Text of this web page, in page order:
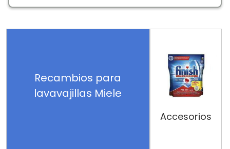
Recambios para
lavavajillas Miele
Accesorios